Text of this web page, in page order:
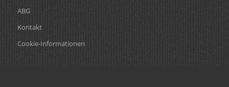
ABG
Kontakt
Cookie-Informationen